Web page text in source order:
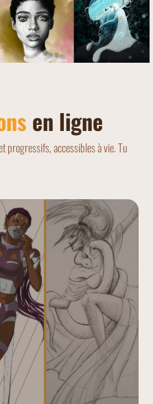
en ligne
progressifs, accessibles à vie. Tu